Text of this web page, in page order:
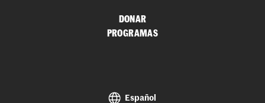
DONAR
PROGRAMAS
Español